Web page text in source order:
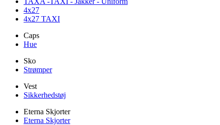
4x27
4x27 TAXI
Caps
Hue
Sko
Strømper
Vest
Sikkerhedstøj
Eterna Skjorter
Eterna Skjorter